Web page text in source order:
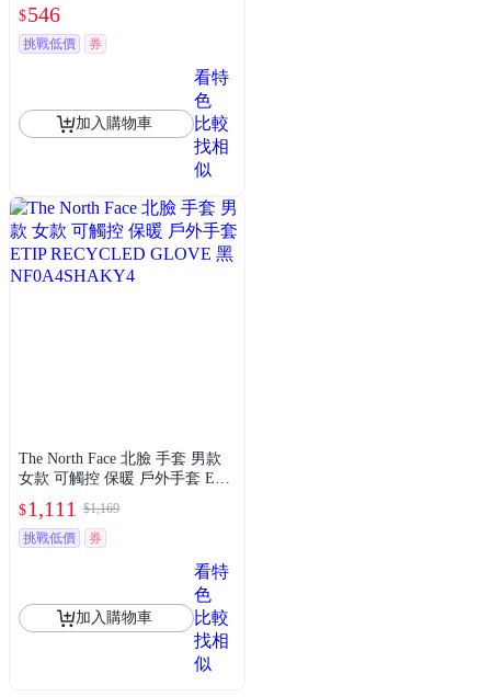
$546
挑戰低價 券
加入購物車
看特
色
比較
找相
似
The North Face 北臉 手套 男款
女款 可觸控 保暖 戶外手套 ETI
4SHAKY4
$1,111
$1,169
挑戰低價
券
加入購物車
看特
色
比較
找相
似